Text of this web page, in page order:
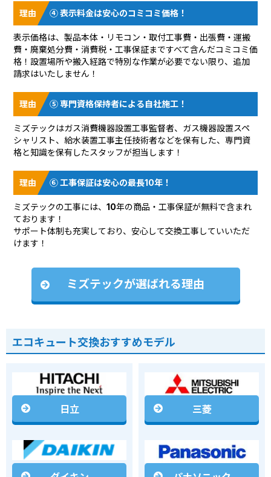
④ 表示料金は安心のコミコミ価格！
表示価格は、製品本体・リモコン・取付工事費・出張費・運搬
費・廃棄処分費・消費税・工事保証まですべて含んだコミコミ価
格！設置場所や搬入経路で特別な作業が必要でない限り、追加
請求はいたしません！
⑤ 専門資格保持者による自社施工！
ミズテックはガス消費機器設置工事監督者、ガス機器設置スペ
シャリスト、給水装置工事主任技術者などを保有した、専門資
格と知識を保有したスタッフが担当します！
⑥ 工事保証は安心の最長10年！
ミズテックの工事には、10年の商品・工事保証が無料で含まれ
ております！
サポート体制も充実しており、安心して交換工事していいただ
けます！
ミズテックが選ばれる理由
エコキュート交換おすすめモデル
日立 三菱